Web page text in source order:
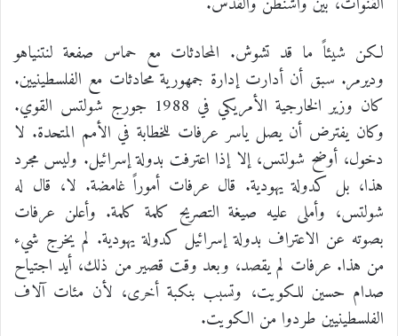
لكن شيئاً ما قد تشوش. المحادثات مع حماس صفعة لنتنياهو
وديرمر. سبق أن أدارت إدارة جمهورية محادثات مع الفلسطينيين.
كان وزير الخارجية الأمريكي في 1988 جورج شولتس القوي.
وكان يفترض أن يصل ياسر عرفات للخطابة في الأمم المتحدة. لا
دخول، أوضح شولتس، إلا إذا اعترفت بدولة إسرائيل. وليس مجرد
هذا، بل كدولة يهودية. قال عرفات أموراً غامضة. لا، قال له
شولتس، وأملى عليه صيغة التصريح كلمة كلمة. وأعلن عرفات
بصوته عن الاعتراف بدولة إسرائيل كدولة يهودية. لم يخرج شيء
من هذا. عرفات لم يقصد، وبعد وقت قصير من ذلك، أيد اجتياح
صدام حسين للكويت، وتسبب بنكبة أخرى، لأن مئات آلاف
الفلسطينيين طردوا من الكويت.